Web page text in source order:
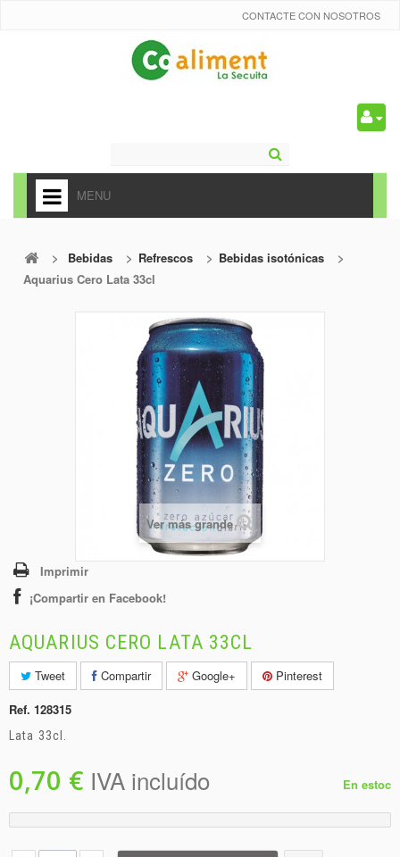
CONTACTE CON NOSOTROS
MENU
ALIMENTACIÓN
CARNICERÍA Y CHARCUTERÍA
> Bebidas > Refrescos > Bebidas isotónicas
>
Aquarius Cero Lata 33cl
Ver más grande
Imprimir
¡Compartir en Facebook!
AQUARIUS CERO LATA 33CL
Tweet Compartir Google+
Pinterest
Ref. 128315
Lata 33cl.
0,70 € IVA incluído En estoc